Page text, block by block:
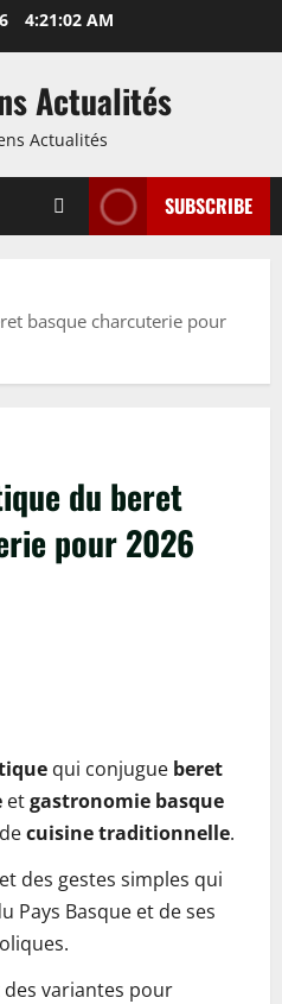
4:21:03 AM
Actualités
Actualités
SUBSCRIBE
basque charcuterie pour
du beret
pour 2026
qui conjugue beret
etgastronomie basque
cuisine traditionnelle.
des gestes simples qui
Pays Basque et de ses
des variantes pour